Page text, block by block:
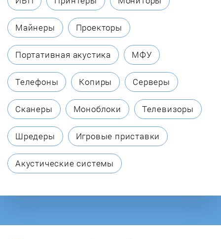
Etalon
Evan
Fais
Ferroli
Fresh
Galmet
Garanterm
General Hydraulic
Майнеры Проекторы
Портативная акустика МФУ
Телефоны Копиры Серверы
Сканеры Моноблоки Телевизоры
Шредеры Игровые приставки
Акустические системы